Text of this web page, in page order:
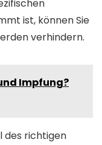
ist, können Sie
verhindern.
Impfung?
des richtigen